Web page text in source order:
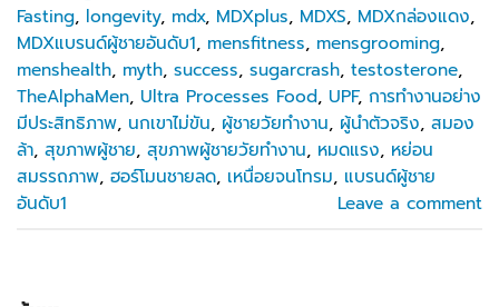
Fasting, longevity, mdx, MDXplus, MDXS, MDXกล่องแดง,
MDXแบรนด์ผู้ชายอันดับ1, mensfitness, mensgrooming,
menshealth, myth, success, sugarcrash, testosterone,
TheAlphaMen, Ultra Processes Food, UPF, การทำงานอย่าง
มีประสิทธิภาพ, นกเขาไม่ขัน, ผู้ชายวัยทำงาน, ผู้นำตัวจริง, สมอง
ล้า, สุขภาพผู้ชาย, สุขภาพผู้ชายวัยทำงาน, หมดแรง, หย่อน
สมรรถภาพ, ฮอร์โมนชายลด, เหนื่อยจนโทรม, แบรนด์ผู้ชาย
อันดับ1
Leave a comment